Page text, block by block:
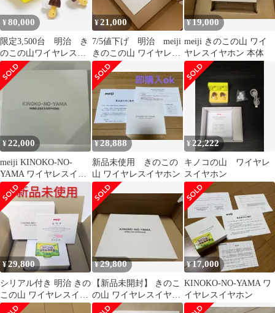
¥80,000
限定3,500台 明治 き
のこの山ワイヤレスイ
ヤホン Makuake
¥21,000
7/5値下げ 明治 meiji
きのこの山 ワイヤレス
イヤホン 本体
¥19,000
meiji きのこの山 ワイ
ヤレスイヤホン 本体
¥22,000
meiji KINOKO-NO-
YAMA ワイヤレスイヤ
ホン 本体
¥28,888
新品未使用 きのこの
山 ワイヤレスイヤホン
¥ 22,222
キノコの山 ワイヤレ
スイヤホン
¥29,800
シリアル付き 明治 きの
この山 ワイヤレスイヤ
ホン KINOKO-NO-
¥29,800
【新品未開封】 きのこ
の山 ワイヤレスイヤホ
ン
¥17,000
KINOKO-NO-YAMA ワ
イヤレスイヤホン